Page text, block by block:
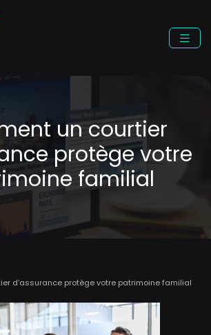
un courtier
protège votre
familial
d’assurance protège votre patrimoine familial